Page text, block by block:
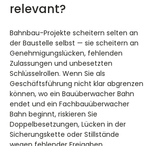
relevant?
Bahnbau-Projekte scheitern selten an
der Baustelle selbst — sie scheitern an
Genehmigungslücken, fehlenden
Zulassungen und unbesetzten
Schlüsselrollen. Wenn Sie als
Geschäftsführung nicht klar abgrenzen
können, wo ein Bauüberwacher Bahn
endet und ein Fachbauüberwacher
Bahn beginnt, riskieren Sie
Doppelbesetzungen, Lücken in der
Sicherungskette oder Stillstände